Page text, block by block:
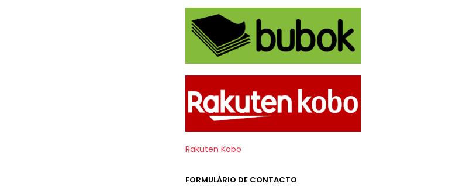
Rakuten Kobo
FORMULÁRIO DE CONTACTO